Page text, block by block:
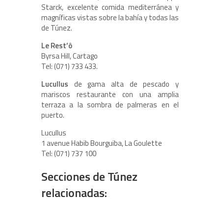
Starck, excelente comida mediterránea y
magníficas vistas sobre la bahía y todas las
de Túnez.
Le Rest’ô
Byrsa Hill, Cartago
Tel: (071) 733 433.
Lucullus de gama alta de pescado y
mariscos restaurante con una amplia
terraza a la sombra de palmeras en el
puerto.
Lucullus
1 avenue Habib Bourguiba, La Goulette
Tel: (071) 737 100
Secciones de Túnez
relacionadas: